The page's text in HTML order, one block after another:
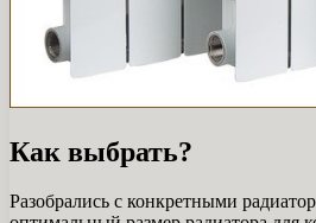
Как выбрать?
Разобрались с конкретными